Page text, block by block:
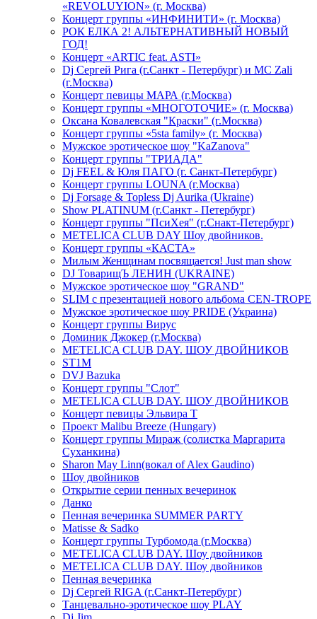
«REVOLUYION» (г. Москва)
Концерт группы «ИНФИНИТИ» (г. Москва)
РОК ЕЛКА 2! АЛЬТЕРНАТИВНЫЙ НОВЫЙ
ГОД!
Концерт «ARTIC feat. ASTI»
Dj Сергей Рига (г.Санкт - Петербург) и MC Zali
(г.Москва)
Концерт певицы МАРА (г.Москва)
Концерт группы «МНОГОТОЧИЕ» (г. Москва)
Оксана Ковалевская "Краски" (г.Москва)
Концерт группы «5sta family» (г. Москва)
Мужское эротическое шоу "KaZanova"
Концерт группы "ТРИАДА"
Dj FEEL & Юля ПАГО (г. Санкт-Петербург)
Концерт группы LOUNA (г.Москва)
Dj Forsage & Topless Dj Aurika (Ukraine)
Show PLATINUM (г.Санкт - Петербург)
Концерт группы "ПсиХея" (г.Снакт-Петербург)
METELICA CLUB DAY Шоу двойников.
Концерт группы «КАСТА»
Милым Женщинам посвящается! Just man show
DJ ТоварищЪ ЛЕНИН (UKRAINE)
Мужское эротическое шоу "GRAND"
SLIM с презентацией нового альбома CEN-TROPE
Мужское эротическое шоу PRIDE (Украина)
Концерт группы Вирус
Доминик Джокер (г.Москва)
METELICA CLUB DAY. ШОУ ДВОЙНИКОВ
ST1M
DVJ Bazuka
Концерт группы "Слот"
METELICA CLUB DAY. ШОУ ДВОЙНИКОВ
Концерт певицы Эльвира Т
Проект Malibu Breeze (Hungary)
Концерт группы Мираж (солистка Маргарита
Суханкина)
Sharon May Linn(вокал of Alex Gaudino)
Шоу двойников
Открытие серии пенных вечеринок
Данко
Пенная вечеринка SUMMER PARTY
Matisse & Sadko
Концерт группы Турбомода (г.Москва)
METELICA CLUB DAY. Шоу двойников
METELICA CLUB DAY. Шоу двойников
Пенная вечеринка
Dj Сергей RIGA (г.Санкт-Петербург)
Танцевально-эротическое шоу PLAY